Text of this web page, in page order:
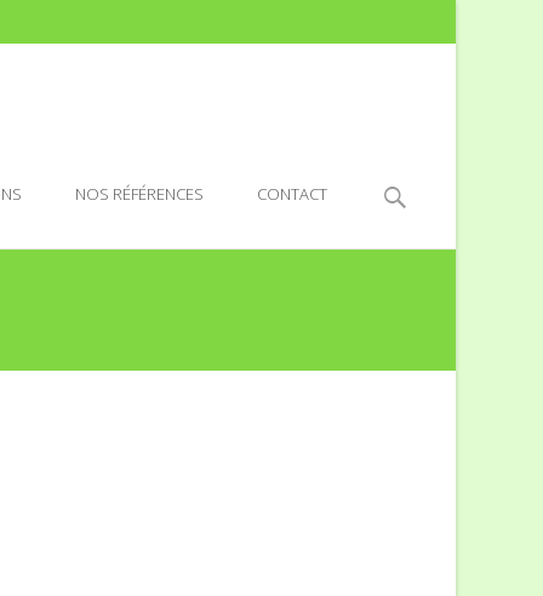
NOS RÉFÉRENCES CONTACT
Recherche
de: